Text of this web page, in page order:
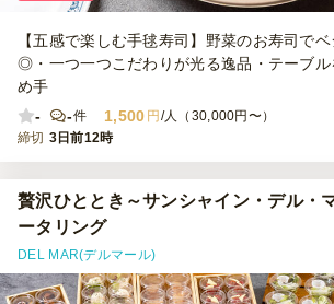
【五感で楽しむ手毬寿司】野菜のお寿司で
◎・一つ一つこだわりが光る逸品・テーブル
め手
-
-件 1,500 円 /人（30,000円〜）
締切 3日前12時
贅沢ひととき～サンシャイン・デル・
ータリング
DEL MAR(デルマール)